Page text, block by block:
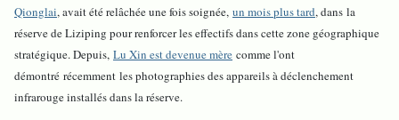
Qionglai, avait été relâchée une fois soignée, un mois plus tard, dans la
réserve de Liziping pour renforcer les effectifs dans cette zone géographique
stratégique. Depuis, Lu Xin est devenue mère comme l'ont
démontré récemment les photographies des appareils à déclenchement
infrarouge installés dans la réserve.